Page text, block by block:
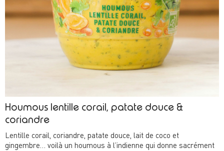
Houmous lentille corail, patate douce &
coriandre
Lentille corail, coriandre, patate douce, lait de coco et
gingembre… voilà un houmous à l’indienne qui donne sacrément